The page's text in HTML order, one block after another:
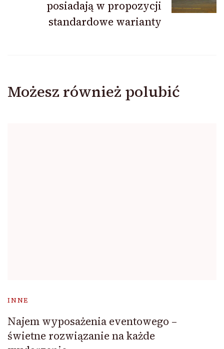
posiadają w propozycji
standardowe warianty
Możesz również polubić
INNE
Najem wyposażenia eventowego –
świetne rozwiązanie na każde